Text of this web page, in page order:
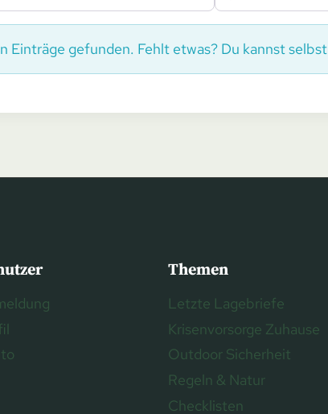
Einträge gefunden. Fehlt etwas? Du kannst selbst
Themen
Letzte Lagebriefe
Krisenvorsorge Zuhause
Outdoor Sicherheit
Regeln & Natur
Checklisten